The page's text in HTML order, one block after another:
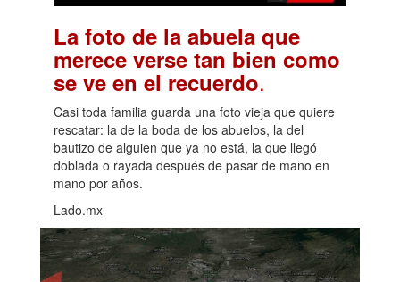
La foto de la abuela que
merece verse tan bien como
se ve en el recuerdo.
Casi toda familia guarda una foto vieja que quiere
rescatar: la de la boda de los abuelos, la del
bautizo de alguien que ya no está, la que llegó
doblada o rayada después de pasar de mano en
mano por años.
Lado.mx